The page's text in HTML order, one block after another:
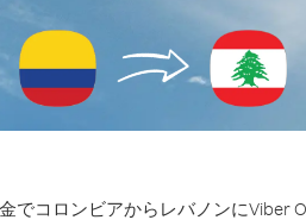
でコロンビアからレバノンにViber